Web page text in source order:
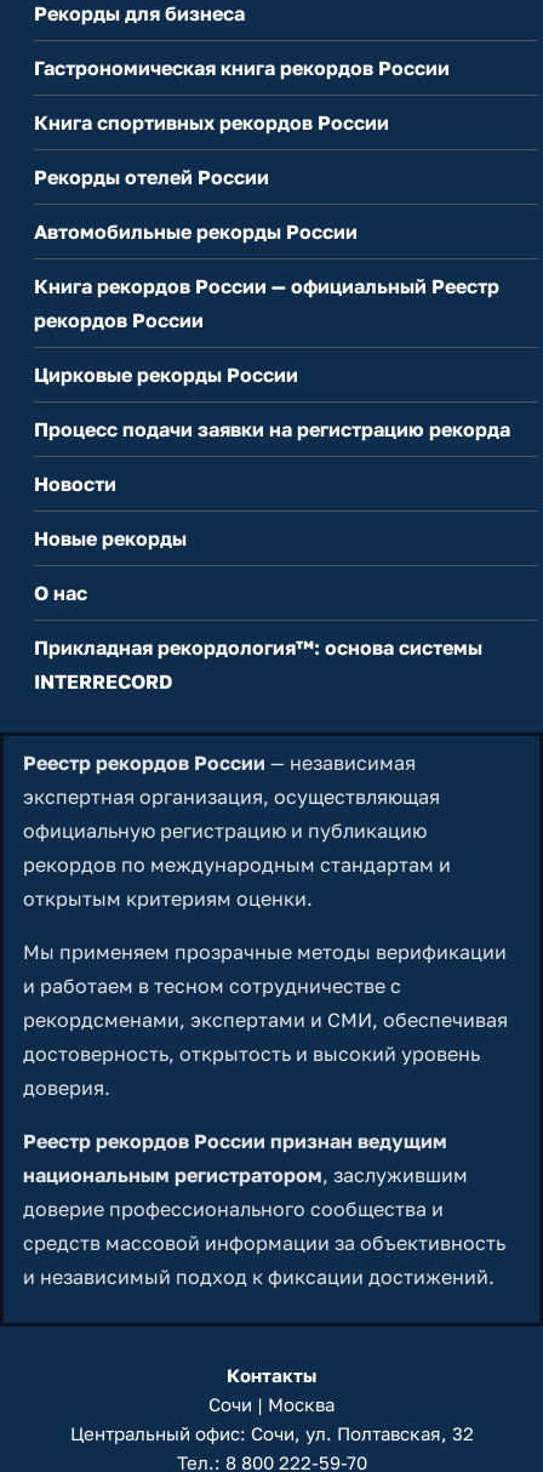
Рекорды для бизнеса
Гастрономическая книга рекордов России
Книга спортивных рекордов России
Рекорды отелей России
Автомобильные рекорды России
Книга рекордов России — официальный Реестр
рекордов России
Цирковые рекорды России
Процесс подачи заявки на регистрацию рекорда
Новости
Новые рекорды
О нас
Прикладная рекордология™: основа системы
INTERRECORD
Реестр рекордов России — независимая
экспертная организация, осуществляющая
официальную регистрацию и публикацию
рекордов по международным стандартам и
открытым критериям оценки.
Мы применяем прозрачные методы верификации
и работаем в тесном сотрудничестве с
рекордсменами, экспертами и СМИ, обеспечивая
достоверность, открытость и высокий уровень
доверия.
Реестр рекордов России признан ведущим
национальным регистратором, заслужившим
доверие профессионального сообщества и
средств массовой информации за объективность
и независимый подход к фиксации достижений.
Контакты
Сочи | Москва
Центральный офис: Сочи, ул. Полтавская, 32
Тел.: 8 800 222-59-70